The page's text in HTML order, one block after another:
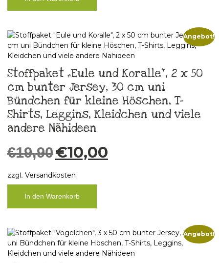
Angebot!
Stoffpaket „Eule und Koralle“, 2 x 50
cm bunter Jersey, 30 cm uni
Bündchen für kleine Höschen, T-
Shirts, Leggins, Kleidchen und viele
andere Nähideen
€19,90€10,00
zzgl. Versandkosten
In den Warenkorb
Angebot!